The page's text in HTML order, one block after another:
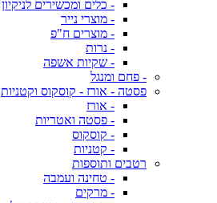
- כלים ומכשירים לניקיון
- מוצרי נייר
- מוצרים ח"פ
- נרות
- שקיות אשפה
- פחם ומנגל
פסטה - אורז - קוסקוס וקטניות
- אורז
- פסטה ואטריות
- קוסקוס
- קטניות
רטבים ותוספות
- טחינה ועמבה
- מרקים